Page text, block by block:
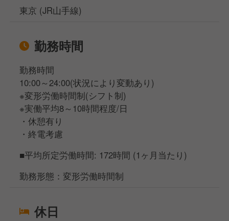
東京 (JR山手線)
勤務時間
勤務時間
10:00～24:00(状況により変動あり)
※変形労働時間制(シフト制)
※実働平均8～10時間程度/日
・休憩有り
・終電考慮
■平均所定労働時間: 172時間 (1ヶ月当たり)
勤務形態：変形労働時間制
休日